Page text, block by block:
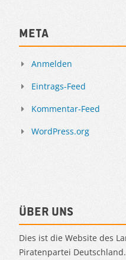
Meta
Anmelden
Eintrags-Feed
Kommentar-Feed
WordPress.org
Über uns
Dies ist die Website des
Piratenpartei